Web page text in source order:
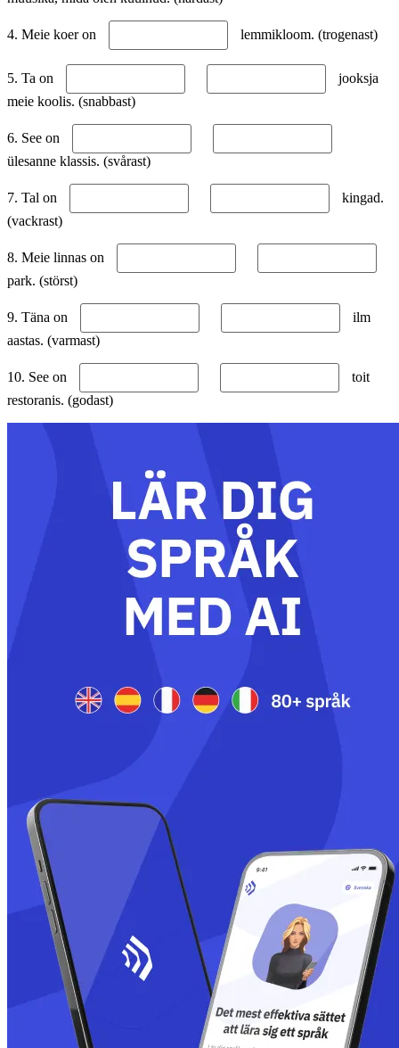
4. Meie koer on lemmikloom. (trogenast)
5. Ta on
jooksja
meie koolis. (snabbast)
6. See on
ülesanne klassis. (svårast)
7. Tal on
kingad.
(vackrast)
8. Meie linnas on
park. (störst)
9. Täna on
ilm
aastas. (varmast)
10. See on
toit
restoranis. (godast)